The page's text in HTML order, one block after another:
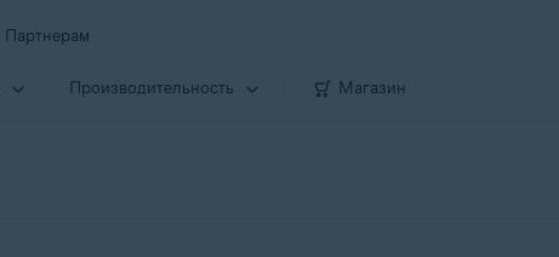
Партнерам
Производи­тельность Магазин